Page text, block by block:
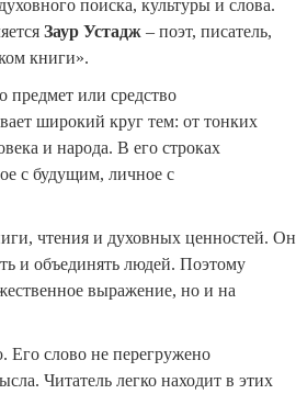
поиска, культуры и слова.
Заур Устадж – поэт, писатель,
книги».
предмет или средство
широкий круг тем: от тонких
и народа. В его строках
с будущим, личное с
чтения и духовных ценностей. Он
и объединять людей. Поэтому
выражение, но и на
Его слово не перегружено
Читатель легко находит в этих